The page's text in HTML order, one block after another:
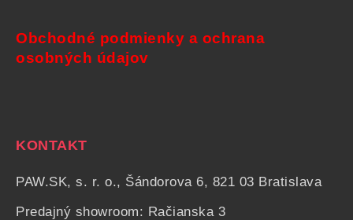
Obchodné podmienky a ochrana
osobných údajov
KONTAKT
PAW.SK, s. r. o., Šándorova 6, 821 03 Bratislava
Predajný showroom: Račianska 3